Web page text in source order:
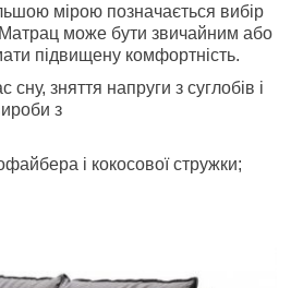
мірою позначається вибір
може бути звичайним або
підвищену комфортність.
сну, зняття напруги з суглобів і
з
і кокосової стружки;